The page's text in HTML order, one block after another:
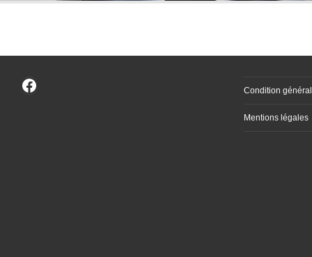
Facebook Condition
Mentions légales